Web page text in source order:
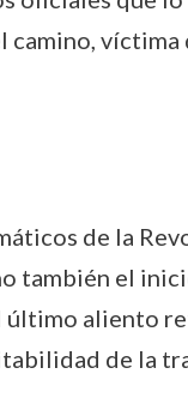
camino, víctima
de la
también el
último aliento
de la